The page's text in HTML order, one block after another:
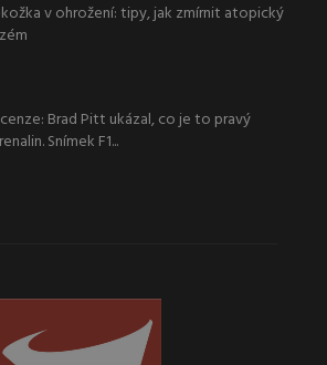
v ohrožení: tipy, jak zmírnit atopický
Brad Pitt ukázal, co je to pravý
Snímek F1...